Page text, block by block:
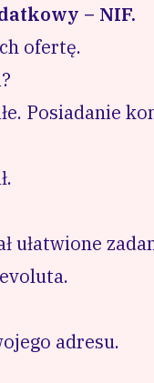
– NIF.
ofertę.
Posiadanie
ułatwione
adresu.